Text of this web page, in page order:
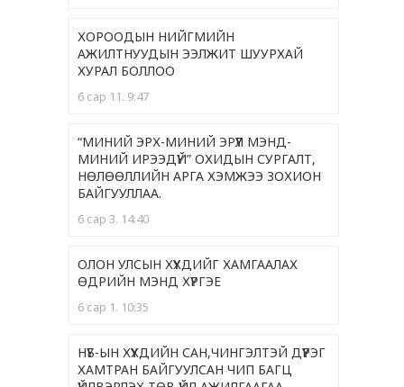
ХОРООДЫН НИЙГМИЙН
АЖИЛТНУУДЫН ЭЭЛЖИТ ШУУРХАЙ
ХУРАЛ БОЛЛОО
6 сар 11. 9:47
“МИНИЙ ЭРХ-МИНИЙ ЭРҮҮЛ МЭНД-
МИНИЙ ИРЭЭДҮЙ” ОХИДЫН СУРГАЛТ,
НӨЛӨӨЛЛИЙН АРГА ХЭМЖЭЭ ЗОХИОН
БАЙГУУЛЛАА.
6 сар 3. 14:40
ОЛОН УЛСЫН ХҮҮХДИЙГ ХАМГААЛАХ
ӨДРИЙН МЭНД ХҮРГЭЕ
6 сар 1. 10:35
НҮБ-ЫН ХҮҮХДИЙН САН,ЧИНГЭЛТЭЙ ДҮҮРЭГ
ХАМТРАН БАЙГУУЛСАН ЧИП БАГЦ